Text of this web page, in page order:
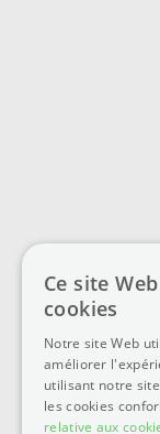
Ce site
cookies
Notre site Web
améliorer
utilisant notre
les cookies
relative aux